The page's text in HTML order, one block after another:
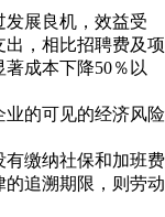
展良机，效益受
，相比招聘费及项
成本下降50％以
业的可见的经济风险
有缴纳社保和加班费
追溯期限，则劳动